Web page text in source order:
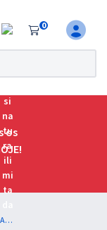
0
os
TCE PE - Tribunal de Contas do Estado de Pernambuco - Analista de Gestão – Área: Administração (Pós-Edital)